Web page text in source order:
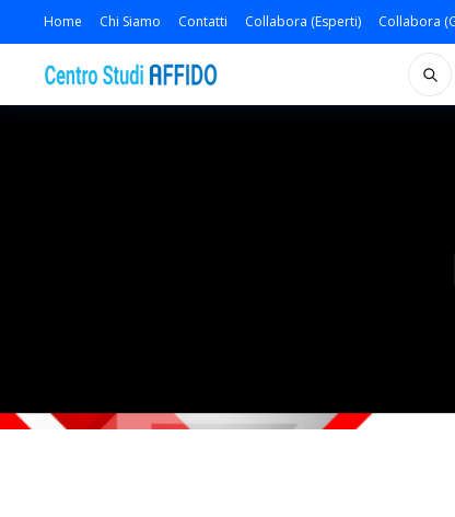
Home Chi Siamo Contatti Collabora (Esperti) Collabora